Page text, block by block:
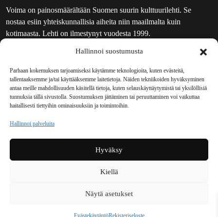
Hallinnoi suostumusta
Parhaan kokemuksen tarjoamiseksi käytämme teknologioita, kuten evästeitä,
tallentaaksemme ja/tai käyttääksemme laitetietoja. Näiden tekniikoiden hyväksyminen
antaa meille mahdollisuuden käsitellä tietoja, kuten selauskäyttäytymistä tai yksilöllisiä
tunnuksia tällä sivustolla. Suostumuksen jättäminen tai peruuttaminen voi vaikuttaa
haitallisesti tiettyihin ominaisuuksiin ja toimintoihin.
Hallinnoi palveluita
Hyväksy
Kiellä
Näytä asetukset
EvästekäytäntöRekisteriseloste
Voima on painosmäärältään Suomen suurin kulttuurilehti. Se
nostaa esiin yhteiskunnallisia aiheita niin maailmalta kuin
kotimaasta. Lehti on ilmestynyt vuodesta 1999.
UUTISKIRJE
MAINOSTAJILLE
VASTAMAINOKSET
JAKELUPAIKAT
REKISTERISELOSTE
TILAUKSEN PERUUTUSPYYNTÖ
TILAUSOHJEET JA -EHDOT